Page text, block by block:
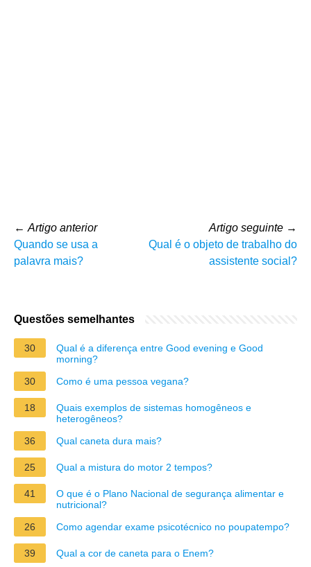
← Artigo anterior
Quando se usa a
palavra mais?
Artigo seguinte →
Qual é o objeto de trabalho do
assistente social?
Questões semelhantes
30
Qual é a diferença entre Good evening e Good
morning?
30
Como é uma pessoa vegana?
18
Quais exemplos de sistemas homogêneos e
heterogêneos?
36
Qual caneta dura mais?
25 Qual a mistura do motor 2 tempos?
41
O que é o Plano Nacional de segurança alimentar e
nutricional?
26
Como agendar exame psicotécnico no poupatempo?
39 Qual a cor de caneta para o Enem?